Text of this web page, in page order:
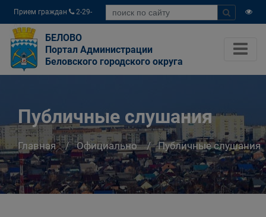
Прием граждан
2-29-
04
БЕЛОВО
Портал Администрации
Беловского городского округа
Публичные слушания
Главная Официально Публичные слушания